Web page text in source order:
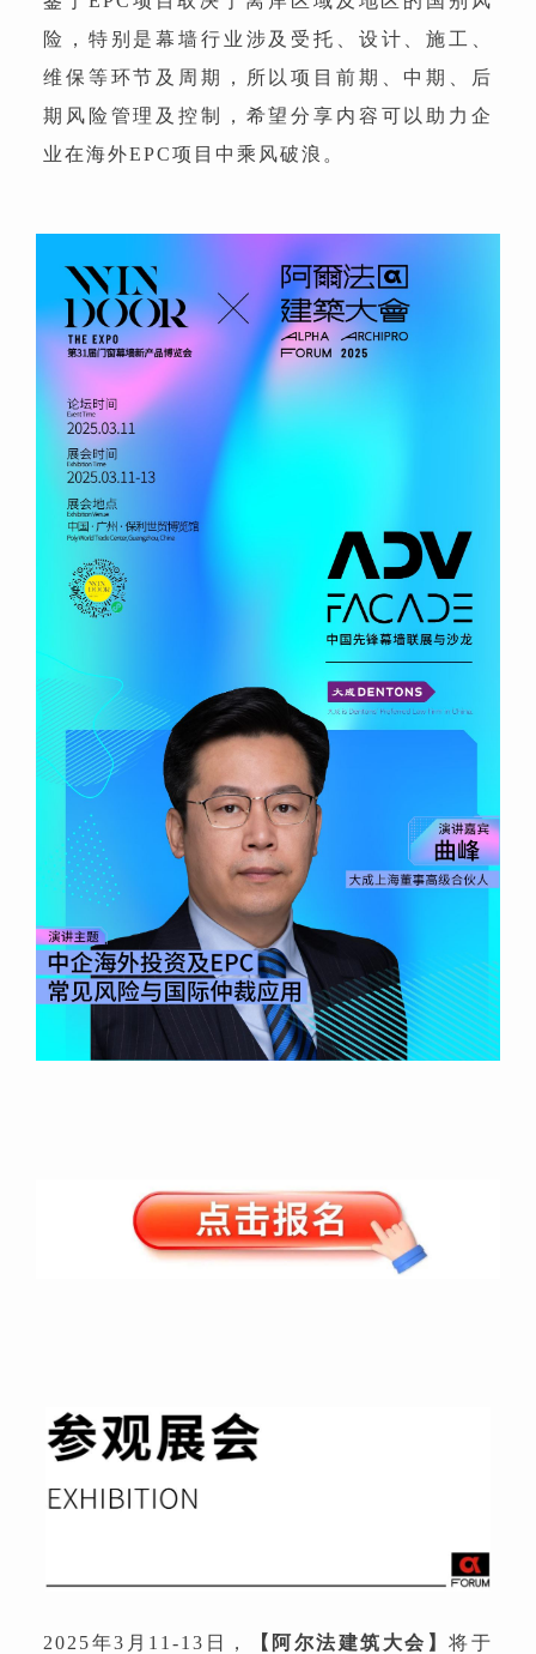
险，特别是幕墙行业涉及受托、设计、施工、
维保等环节及周期，所以项目前期、中期、后
期风险管理及控制，希望分享内容可以助力企
业在海外EPC项目中乘风破浪。
2025年3月11-13日， 【阿尔法建筑大会】将于